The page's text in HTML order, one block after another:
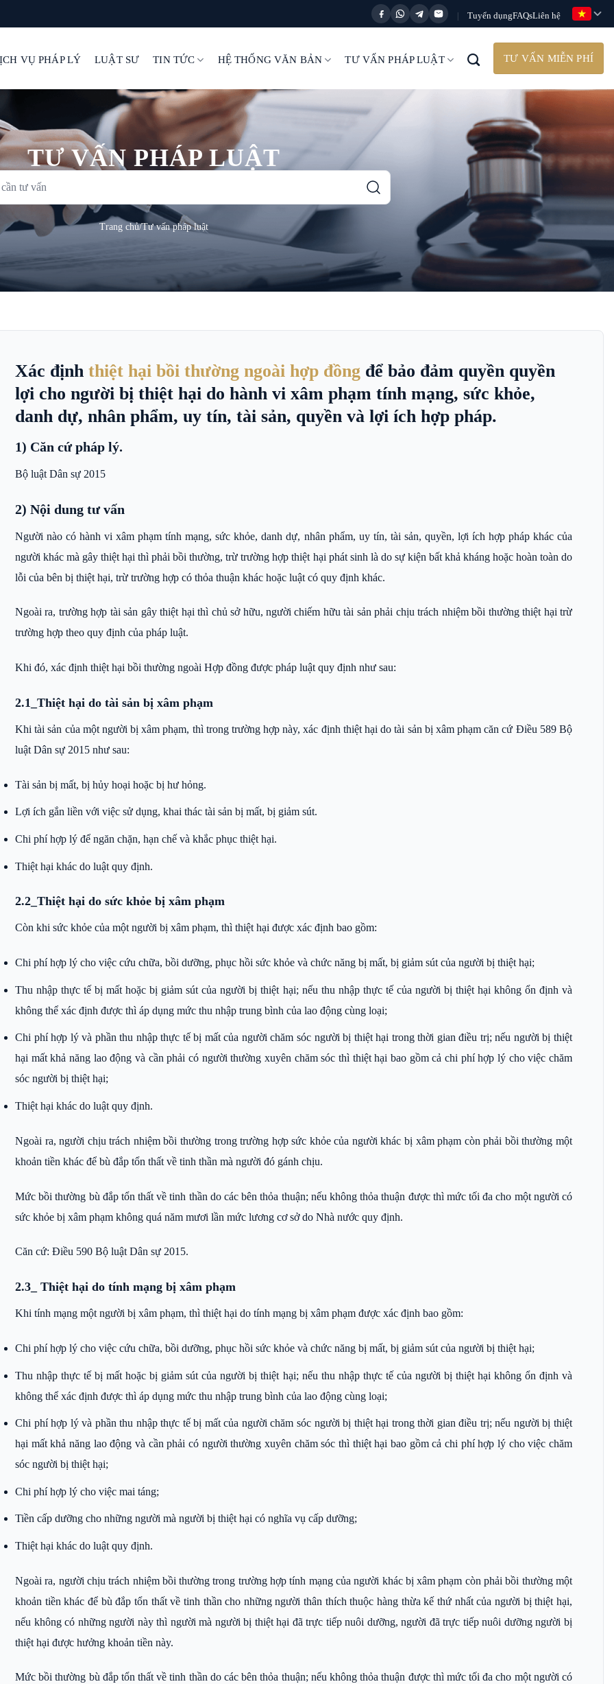
| Tuyển dụngFAQsLiên hệ
VỤ PHÁP LÝ LUẬT SƯ TIN TỨC HỆ THỐNG VĂN BẢN TƯ VẤN PHÁP LUẬT TƯ VẤN MIỄN PHÍ
TƯ VẤN PHÁP LUẬT
Trang chủ/Tư vấn pháp luật
Xác định thiệt hại bồi thường ngoài hợp đồng để bảo đảm quyền quyền
lợi cho người bị thiệt hại do hành vi xâm phạm tính mạng, sức khỏe,
danh dự, nhân phẩm, uy tín, tài sản, quyền và lợi ích hợp pháp.
1) Căn cứ pháp lý.
Bộ luật Dân sự 2015
2) Nội dung tư vấn
Người nào có hành vi xâm phạm tính mạng, sức khỏe, danh dự, nhân phẩm, uy tín, tài sản, quyền, lợi ích hợp pháp khác của
người khác mà gây thiệt hại thì phải bồi thường, trừ trường hợp thiệt hại phát sinh là do sự kiện bất khả kháng hoặc hoàn toàn do
lỗi của bên bị thiệt hại, trừ trường hợp có thỏa thuận khác hoặc luật có quy định khác.
Ngoài ra, trường hợp tài sản gây thiệt hại thì chủ sở hữu, người chiếm hữu tài sản phải chịu trách nhiệm bồi thường thiệt hại trừ
trường hợp theo quy định của pháp luật.
Khi đó, xác định thiệt hại bồi thường ngoài Hợp đồng được pháp luật quy định như sau:
2.1_Thiệt hại do tài sản bị xâm phạm
Khi tài sản của một người bị xâm phạm, thì trong trường hợp này, xác định thiệt hại do tài sản bị xâm phạm căn cứ Điều 589 Bộ
luật Dân sự 2015 như sau:
Tài sản bị mất, bị hủy hoại hoặc bị hư hỏng.
Lợi ích gắn liền với việc sử dụng, khai thác tài sản bị mất, bị giảm sút.
Chi phí hợp lý để ngăn chặn, hạn chế và khắc phục thiệt hại.
Thiệt hại khác do luật quy định.
2.2_Thiệt hại do sức khỏe bị xâm phạm
Còn khi sức khỏe của một người bị xâm phạm, thì thiệt hại được xác định bao gồm:
Chi phí hợp lý cho việc cứu chữa, bồi dưỡng, phục hồi sức khỏe và chức năng bị mất, bị giảm sút của người bị thiệt hại;
Thu nhập thực tế bị mất hoặc bị giảm sút của người bị thiệt hại; nếu thu nhập thực tế của người bị thiệt hại không ổn định và
không thể xác định được thì áp dụng mức thu nhập trung bình của lao động cùng loại;
Chi phí hợp lý và phần thu nhập thực tế bị mất của người chăm sóc người bị thiệt hại trong thời gian điều trị; nếu người bị thiệt
hại mất khả năng lao động và cần phải có người thường xuyên chăm sóc thì thiệt hại bao gồm cả chi phí hợp lý cho việc chăm
sóc người bị thiệt hại;
Thiệt hại khác do luật quy định.
Ngoài ra, người chịu trách nhiệm bồi thường trong trường hợp sức khỏe của người khác bị xâm phạm còn phải bồi thường một
khoản tiền khác để bù đắp tổn thất về tinh thần mà người đó gánh chịu.
Mức bồi thường bù đắp tổn thất về tinh thần do các bên thỏa thuận; nếu không thỏa thuận được thì mức tối đa cho một người có
sức khỏe bị xâm phạm không quá năm mươi lần mức lương cơ sở do Nhà nước quy định.
Căn cứ: Điều 590 Bộ luật Dân sự 2015.
2.3_ Thiệt hại do tính mạng bị xâm phạm
Khi tính mạng một người bị xâm phạm, thì thiệt hại do tính mạng bị xâm phạm được xác định bao gồm:
Chi phí hợp lý cho việc cứu chữa, bồi dưỡng, phục hồi sức khỏe và chức năng bị mất, bị giảm sút của người bị thiệt hại;
Thu nhập thực tế bị mất hoặc bị giảm sút của người bị thiệt hại; nếu thu nhập thực tế của người bị thiệt hại không ổn định và
không thể xác định được thì áp dụng mức thu nhập trung bình của lao động cùng loại;
Chi phí hợp lý và phần thu nhập thực tế bị mất của người chăm sóc người bị thiệt hại trong thời gian điều trị; nếu người bị thiệt
hại mất khả năng lao động và cần phải có người thường xuyên chăm sóc thì thiệt hại bao gồm cả chi phí hợp lý cho việc chăm
sóc người bị thiệt hại;
Chi phí hợp lý cho việc mai táng;
Tiền cấp dưỡng cho những người mà người bị thiệt hại có nghĩa vụ cấp dưỡng;
Thiệt hại khác do luật quy định.
Ngoài ra, người chịu trách nhiệm bồi thường trong trường hợp tính mạng của người khác bị xâm phạm còn phải bồi thường một
khoản tiền khác để bù đắp tổn thất về tinh thần cho những người thân thích thuộc hàng thừa kế thứ nhất của người bị thiệt hại,
nếu không có những người này thì người mà người bị thiệt hại đã trực tiếp nuôi dưỡng, người đã trực tiếp nuôi dưỡng người bị
thiệt hại được hưởng khoản tiền này.
Mức bồi thường bù đắp tổn thất về tinh thần do các bên thỏa thuận; nếu không thỏa thuận được thì mức tối đa cho một người có